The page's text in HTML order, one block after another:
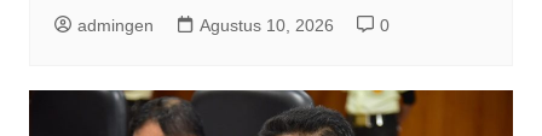
admingen Agustus 10, 2026 0